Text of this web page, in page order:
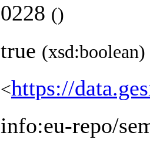
0228 ()
true (xsd:boolean)
<https://
info:eu-repo/